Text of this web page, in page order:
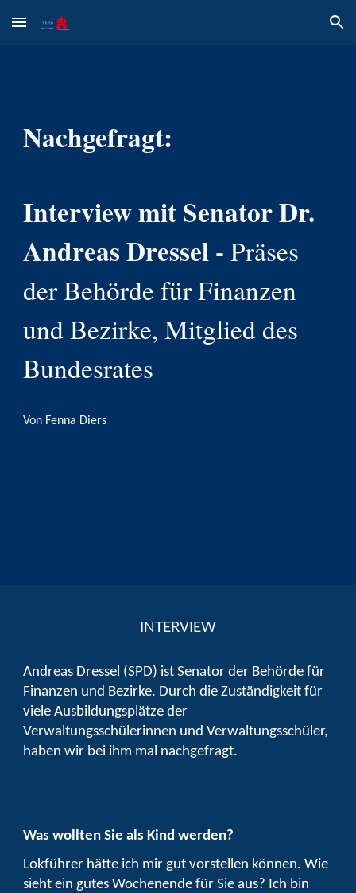
Skip to main content Skip to navigation
Nachgefragt:
Interview mit Senator Dr.
Andreas Dressel -Präses
der Behörde für Finanzen
und Bezirke, Mitglied des
Bundesrates
Von Fenna Diers
INTERVIEW
Andreas Dressel (SPD) ist Senator der Behörde für
Finanzen und Bezirke. Durch die Zuständigkeit für
viele Ausbildungsplätze der
Verwaltungsschülerinnen und Verwaltungsschüler,
haben wir bei ihm mal nachgefragt.
Was wollten Sie als Kind werden?
Lokführer hätte ich mir gut vorstellen können. Wie
sieht ein gutes Wochenende für Sie aus? Ich bin